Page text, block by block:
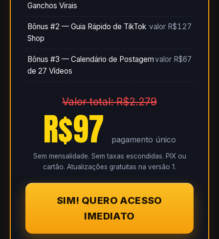
Ganchos Virais
Bônus #2 — Guia Rápido de TikTok
Shop
valor R$127
Bônus #3 — Calendário de Postagem
de 27 Vídeos
valor R$67
Valor total: R$2.279
R$97 pagamento único
Sem mensalidade. Sem taxas escondidas. PIX ou
cartão. Atualizações gratuitas na versão 1.
SIM! QUERO ACESSO
IMEDIATO